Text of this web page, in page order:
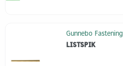
Gunnebo Fastening
LISTSPIK